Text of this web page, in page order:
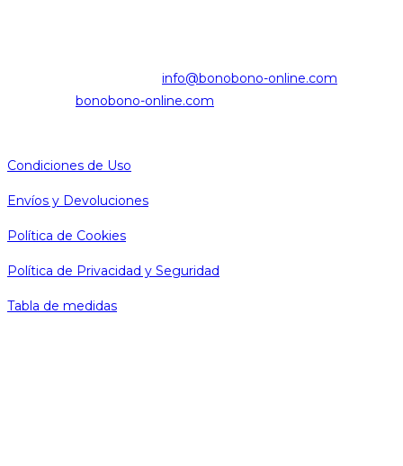
info@bonobono-online.com
bonobono-online.com
Condiciones de Uso
Envíos y Devoluciones
Política de Cookies
Política de Privacidad y Seguridad
Tabla de medidas